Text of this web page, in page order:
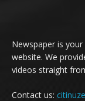
Newspaper is
website. We
videos straight
Contact us: